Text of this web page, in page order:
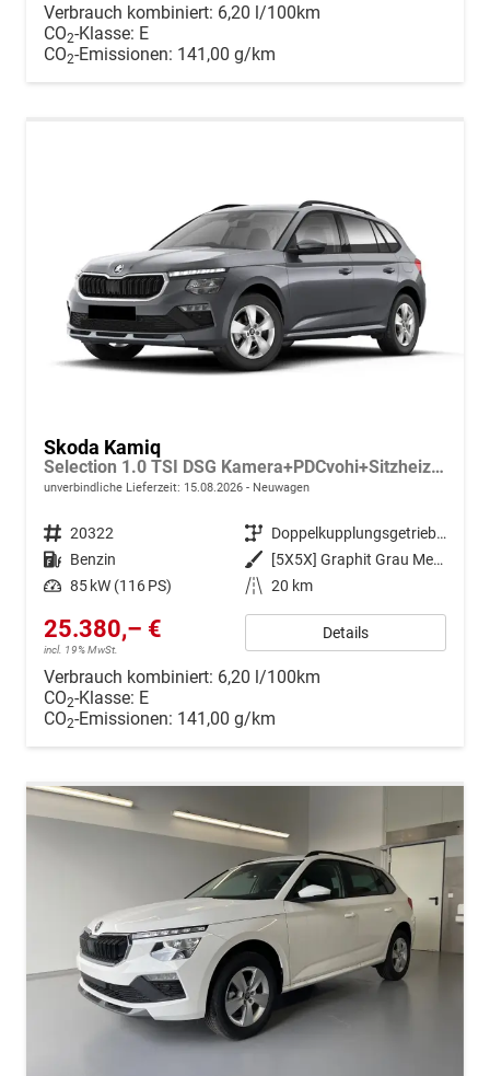
Verbrauch kombiniert: 6,20 l/100km
CO2-Klasse: E
CO2-Emissionen: 141,00 g/km
Skoda Kamiq
Selection 1.0 TSI DSG Kamera+PDCvohi+Sitzheizung+AppConnect+Sunset+Alu16
unverbindliche Lieferzeit: 15.08.2026 Neuwagen
Fahrzeugnr. 20322 Getriebe
Doppelkupplungsgetriebe (DSG)
Kraftstoff Benzin Außenfarbe
[5X5X] Graphit Grau Metallic
Leistung 85 kW (116 PS) Kilometerstand 20 km
25.380,– €
incl. 19% MwSt.
Details
Verbrauch kombiniert: 6,20 l/100km
CO2-Klasse: E
CO2-Emissionen: 141,00 g/km